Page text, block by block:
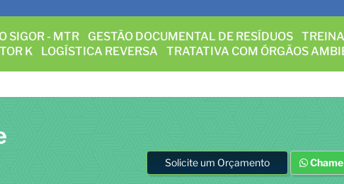
SIGOR - MTR GESTÃO DOCUMENTAL DE RESÍDUOS
K LOGÍSTICA REVERSA TRATATIVA COM ÓRGÃOS
Solicite um Orçamento